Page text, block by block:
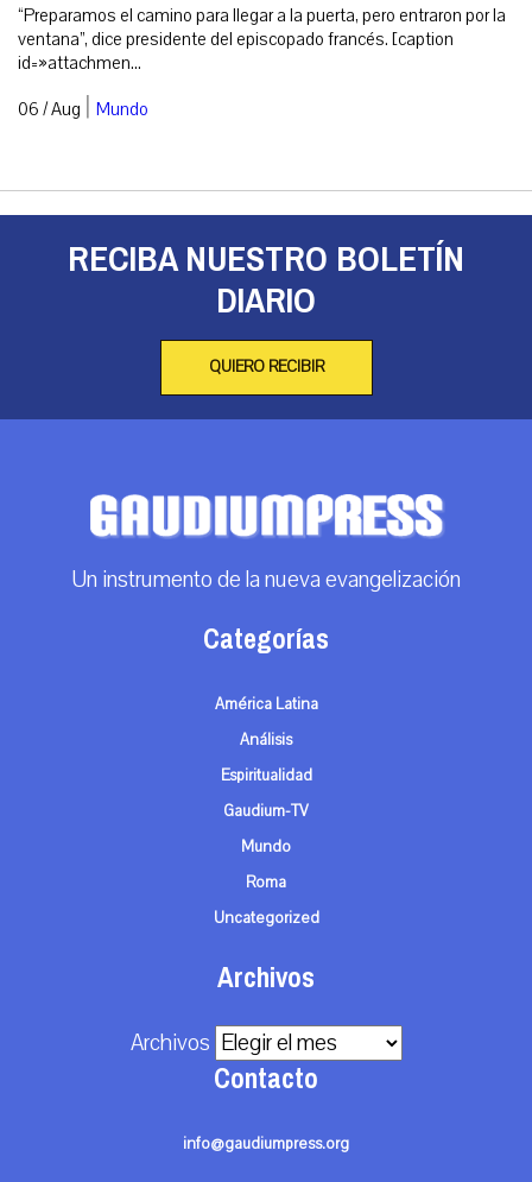
“Preparamos el camino para llegar a la puerta, pero entraron por la
ventana”, dice presidente del episcopado francés. [caption
id=»attachmen...
06 / Aug | Mundo
RECIBA NUESTRO BOLETÍN
DIARIO
QUIERO RECIBIR
Un instrumento de la nueva evangelización
Categorías
América Latina
Análisis
Espiritualidad
Gaudium-TV
Mundo
Roma
Uncategorized
Archivos
Archivos
Contacto
info@gaudiumpress.org